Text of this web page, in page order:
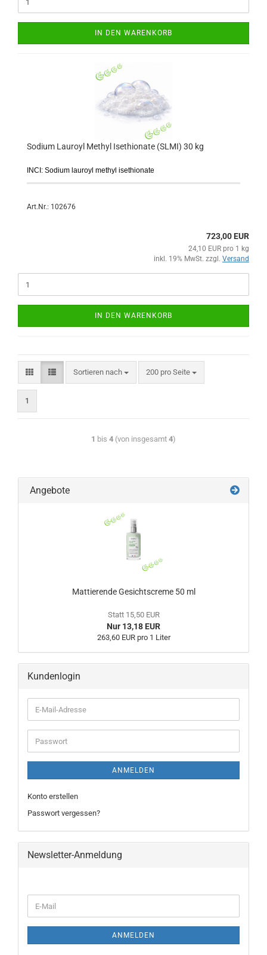
IN DEN WARENKORB
Sodium Lauroyl Methyl Isethionate (SLMI) 30 kg
INCI: Sodium lauroyl methyl isethionate
Art.Nr.: 102676
723,00 EUR
24,10 EUR pro 1 kg
inkl. 19% MwSt. zzgl. Versand
IN DEN WARENKORB
Sortieren nach 200 pro Seite
1
1 bis 4 (von insgesamt 4)
Angebote
Mattierende Gesichtscreme 50 ml
Statt 15,50 EUR
Nur 13,18 EUR
263,60 EUR pro 1 Liter
Kundenlogin
ANMELDEN
Konto erstellen
Passwort vergessen?
Newsletter-Anmeldung
ANMELDEN